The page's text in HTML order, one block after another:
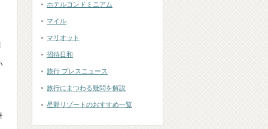
ホテルコンドミニアム
マイル
マリオット
招待日和
旅行 プレスニュース
旅行にまつわる疑問を解説
星野リゾートのおすすめ一覧